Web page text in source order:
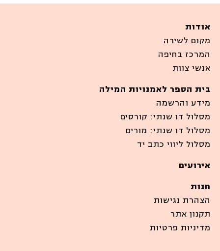
אודות
מקום לשירה
המרכז בחיפה
אנשי צוות
בית הספר לאמנויות המילה
מידע והרשמה
מסלול דו שנתי: קורסים
מסלול דו שנתי: מורים
מסלול ליווי כתב יד
אירועים
חנות
הצהרת נגישות
תקנון אתר
מדיניות פרטיות